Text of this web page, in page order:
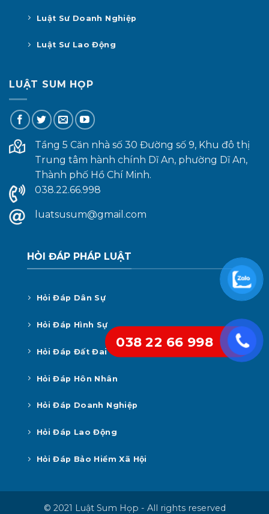
Luật Sư Doanh Nghiệp
Luật Sư Lao Động
LUẬT SUM HỌP
Tầng 5 Căn nhà số 30 Đường số 9, Khu đô thị
Trung tâm hành chính Dĩ An, phường Dĩ An,
Thành phố Hồ Chí Minh.
038.22.66.998
luatsusum@gmail.com
HỎI ĐÁP PHÁP LUẬT
Hỏi Đáp Dân Sự
Hỏi Đáp Hình Sự
Hỏi Đáp Đất Đai
Hỏi Đáp Hôn Nhân
Hỏi Đáp Doanh Nghiệp
Hỏi Đáp Lao Động
Hỏi Đáp Bảo Hiểm Xã Hội
© 2021 Luật Sum Họp - All rights reserved
038 22 66 998